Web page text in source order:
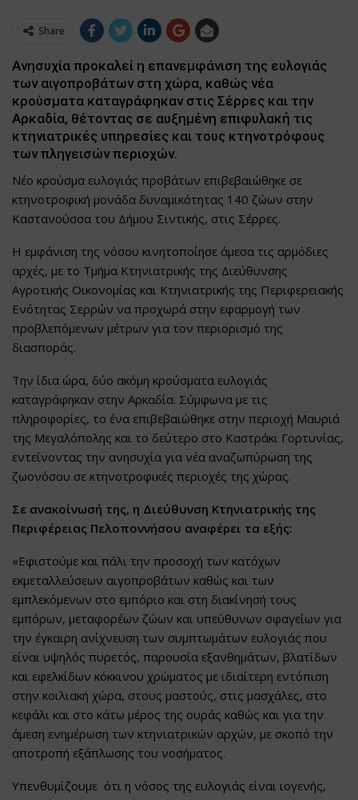
Share
Ανησυχία προκαλεί η επανεμφάνιση της ευλογιάς
των αιγοπροβάτων στη χώρα, καθώς νέα
κρούσματα καταγράφηκαν στις Σέρρες και την
Αρκαδία, θέτοντας σε αυξημένη επιφυλακή τις
κτηνιατρικές υπηρεσίες και τους κτηνοτρόφους
των πληγεισών περιοχών.
Νέο κρούσμα ευλογιάς προβάτων επιβεβαιώθηκε σε
κτηνοτροφική μονάδα δυναμικότητας 140 ζώων στην
Καστανούσσα του Δήμου Σιντικής, στις Σέρρες.
Η εμφάνιση της νόσου κινητοποίησε άμεσα τις αρμόδιες
αρχές, με το Τμήμα Κτηνιατρικής της Διεύθυνσης
Αγροτικής Οικονομίας και Κτηνιατρικής της Περιφερειακής
Ενότητας Σερρών να προχωρά στην εφαρμογή των
προβλεπόμενων μέτρων για τον περιορισμό της
διασποράς.
Την ίδια ώρα, δύο ακόμη κρούσματα ευλογιάς
καταγράφηκαν στην Αρκαδία. Σύμφωνα με τις
πληροφορίες, το ένα επιβεβαιώθηκε στην περιοχή Μαυριά
της Μεγαλόπολης και το δεύτερο στο Καστράκι Γορτυνίας,
εντείνοντας την ανησυχία για νέα αναζωπύρωση της
ζωονόσου σε κτηνοτροφικές περιοχές της χώρας.
Σε ανακοίνωσή της, η Διεύθυνση Κτηνιατρικής της
Περιφέρειας Πελοποννήσου αναφέρει τα εξής:
«Εφιστούμε και πάλι την προσοχή των κατόχων
εκμεταλλεύσεων αιγοπροβάτων καθώς και των
εμπλεκόμενων στο εμπόριο και στη διακίνησή τους
εμπόρων, μεταφορέων ζώων και υπεύθυνων σφαγείων για
την έγκαιρη ανίχνευση των συμπτωμάτων ευλογιάς που
είναι υψηλός πυρετός, παρουσία εξανθημάτων, βλατίδων
και εφελκίδων κόκκινου χρώματος με ιδιαίτερη εντόπιση
στην κοιλιακή χώρα, στους μαστούς, στις μασχάλες, στο
κεφάλι και στο κάτω μέρος της ουράς καθώς και για την
άμεση ενημέρωση των κτηνιατρικών αρχών, με σκοπό την
αποτροπή εξάπλωσης του νοσήματος.
Υπενθυμίζουμε ότι η νόσος της ευλογιάς είναι ιογενής,